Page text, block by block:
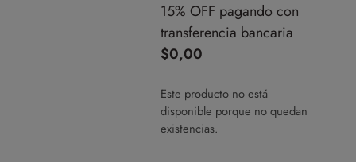
15% OFF pagando con
transferencia bancaria
$0,00
Este producto no está
disponible porque no quedan
existencias.